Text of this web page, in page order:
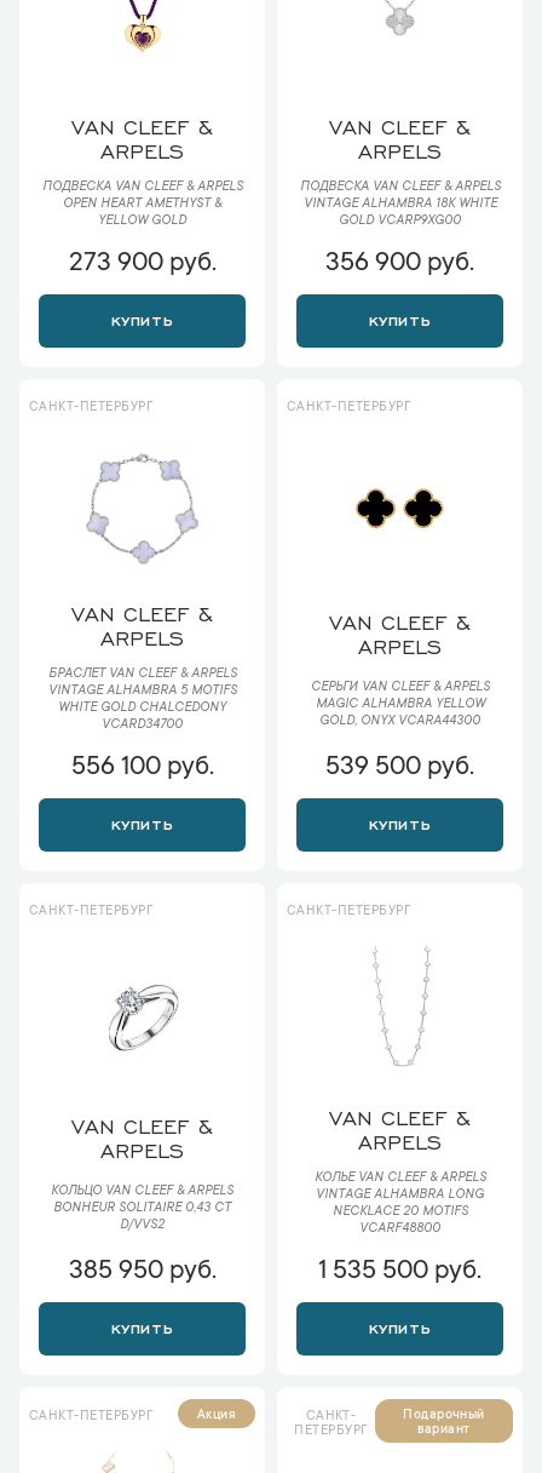
VAN CLEEF &
ARPELS
ПОДВЕСКА VAN CLEEF & ARPELS
OPEN HEART AMETHYST &
YELLOW GOLD
273 900 руб.
КУПИТЬ
VAN CLEEF &
ARPELS
ПОДВЕСКА VAN CLEEF & ARPELS
VINTAGE ALHAMBRA 18K WHITE
GOLD VCARP9XG00
356 900 руб.
КУПИТЬ
САНКТ-ПЕТЕРБУРГ
VAN CLEEF &
ARPELS
БРАСЛЕТ VAN CLEEF & ARPELS
VINTAGE ALHAMBRA 5 MOTIFS
WHITE GOLD CHALCEDONY
VCARD34700
556 100 руб.
КУПИТЬ
САНКТ-ПЕТЕРБУРГ
VAN CLEEF &
ARPELS
СЕРЬГИ VAN CLEEF & ARPELS
MAGIC ALHAMBRA YELLOW
GOLD, ONYX VCARA44300
539 500 руб.
КУПИТЬ
САНКТ-ПЕТЕРБУРГ
VAN CLEEF &
ARPELS
КОЛЬЦО VAN CLEEF & ARPELS
BONHEUR SOLITAIRE 0,43 CT
D/VVS2
385 950 руб.
КУПИТЬ
САНКТ-ПЕТЕРБУРГ
VAN CLEEF &
ARPELS
КОЛЬЕ VAN CLEEF & ARPELS
VINTAGE ALHAMBRA LONG
NECKLACE 20 MOTIFS
VCARF48800
1 535 500 руб.
КУПИТЬ
САНКТ-ПЕТЕРБУРГ Акция
САНКТ-
ПЕТЕРБУРГ
Подарочный
вариант